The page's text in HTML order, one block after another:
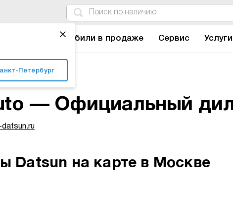
Петербург
Автомобили в продаже Сервис Услуги
— Официальный
Datsun на карте в Москве